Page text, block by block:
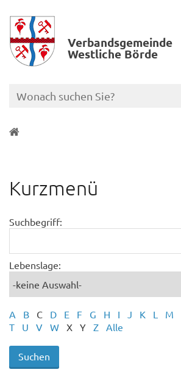
Verbands­gemeinde
Westliche Börde
Kurzmenü
Suchbegriff:
Lebenslage:
A B C D E F G H I J K L M
T
U V W X Y Z Alle